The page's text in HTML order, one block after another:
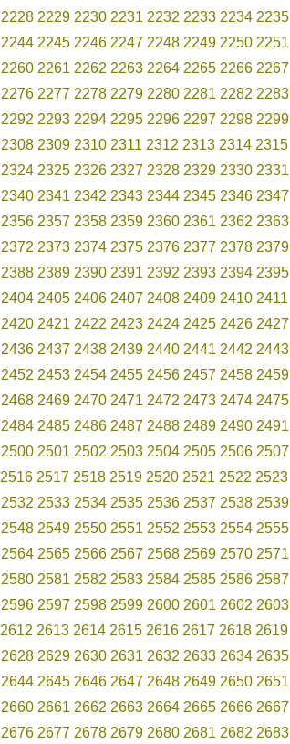
2228 2229 2230 2231 2232 2233 2234 2235
2244 2245 2246 2247 2248 2249 2250 2251
2260 2261 2262 2263 2264 2265 2266 2267
2276 2277 2278 2279 2280 2281 2282 2283
2292 2293 2294 2295 2296 2297 2298 2299
2308 2309 2310 2311 2312 2313 2314 2315
2324 2325 2326 2327 2328 2329 2330 2331
2340 2341 2342 2343 2344 2345 2346 2347
2356 2357 2358 2359 2360 2361 2362 2363
2372 2373 2374 2375 2376 2377 2378 2379
2388 2389 2390 2391 2392 2393 2394 2395
2404 2405 2406 2407 2408 2409 2410 2411
2420 2421 2422 2423 2424 2425 2426 2427
2436 2437 2438 2439 2440 2441 2442 2443
2452 2453 2454 2455 2456 2457 2458 2459
2468 2469 2470 2471 2472 2473 2474 2475
2484 2485 2486 2487 2488 2489 2490 2491
2500 2501 2502 2503 2504 2505 2506 2507
2516 2517 2518 2519 2520 2521 2522 2523
2532 2533 2534 2535 2536 2537 2538 2539
2548 2549 2550 2551 2552 2553 2554 2555
2564 2565 2566 2567 2568 2569 2570 2571
2580 2581 2582 2583 2584 2585 2586 2587
2596 2597 2598 2599 2600 2601 2602 2603
2612 2613 2614 2615 2616 2617 2618 2619
2628 2629 2630 2631 2632 2633 2634 2635
2644 2645 2646 2647 2648 2649 2650 2651
2660 2661 2662 2663 2664 2665 2666 2667
2676 2677 2678 2679 2680 2681 2682 2683